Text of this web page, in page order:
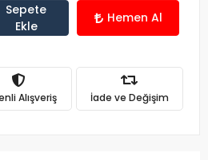
Sepete
Ekle
Hemen Al
Alışveriş İade ve Değişim